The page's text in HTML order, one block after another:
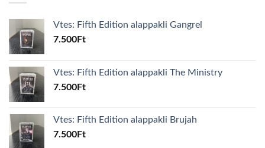
Vtes: Fifth Edition alappakli Gangrel
7.500Ft
Vtes: Fifth Edition alappakli The Ministry
7.500Ft
Vtes: Fifth Edition alappakli Brujah
7.500Ft